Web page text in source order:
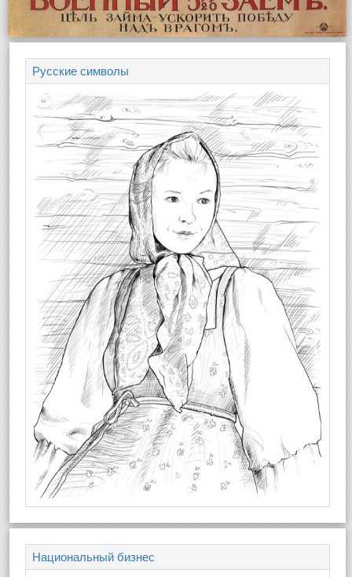
Русские символы
Национальный бизнес